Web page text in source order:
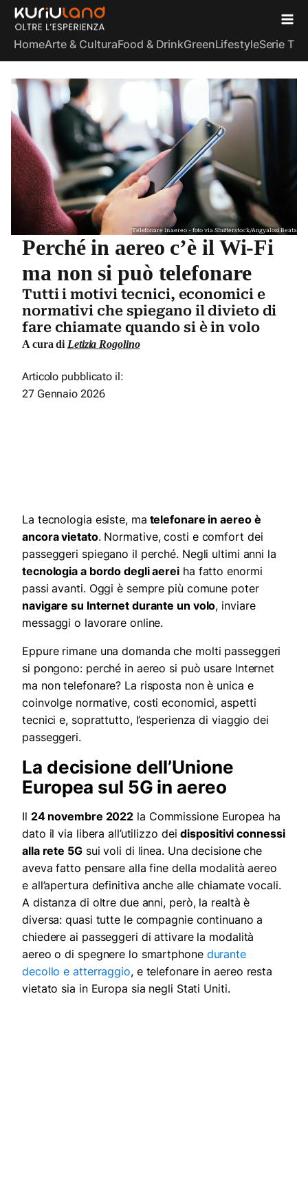
HomeArte & CulturaFood & DrinkGreenLifestyleSerie TV
Telefonare in aereo - foto via Shutterstock/Angyalosi Beata
Perché in aereo c’è il Wi-Fi
ma non si può telefonare
Tutti i motivi tecnici, economici e
normativi che spiegano il divieto di
fare chiamate quando si è in volo
A cura diLetizia Rogolino
Articolo pubblicato il:
27 Gennaio 2026
La tecnologia esiste, ma telefonare in aereo è
ancora vietato. Normative, costi e comfort dei
passeggeri spiegano il perché. Negli ultimi anni la
tecnologia a bordo degli aerei ha fatto enormi
passi avanti. Oggi è sempre più comune poter
navigare su Internet durante un volo, inviare
messaggi o lavorare online.
Eppure rimane una domanda che molti passeggeri
si pongono: perché in aereo si può usare Internet
ma non telefonare? La risposta non è unica e
coinvolge normative, costi economici, aspetti
tecnici e, soprattutto, l’esperienza di viaggio dei
passeggeri.
La decisione dell’Unione
Europea sul 5G in aereo
Il 24 novembre 2022 la Commissione Europea ha
dato il via libera all’utilizzo deidispositivi connessi
alla rete 5Gsui voli di linea. Una decisione che
aveva fatto pensare alla fine della modalità aereo
e all’apertura definitiva anche alle chiamate vocali.
A distanza di oltre due anni, però, la realtà è
diversa: quasi tutte le compagnie continuano a
chiedere ai passeggeri di attivare la modalità
aereo o di spegnere lo smartphone durante
decollo e atterraggio, e telefonare in aereo resta
vietato sia in Europa sia negli Stati Uniti.